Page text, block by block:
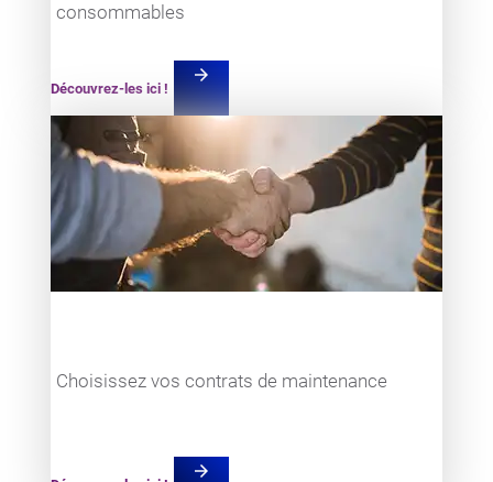
consommables
Découvrez-les ici !
arrow_forward
Teaser item
Choisissez vos contrats de maintenance
arrow_forward